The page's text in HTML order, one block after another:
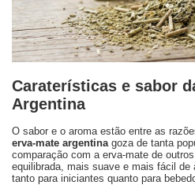
Caraterísticas e sabor
Argentina
O sabor e o aroma estão entre as
erva-mate argentina goza de tanta
comparação com a erva-mate de
equilibrada, mais suave e mais fácil de
tanto para iniciantes quanto para